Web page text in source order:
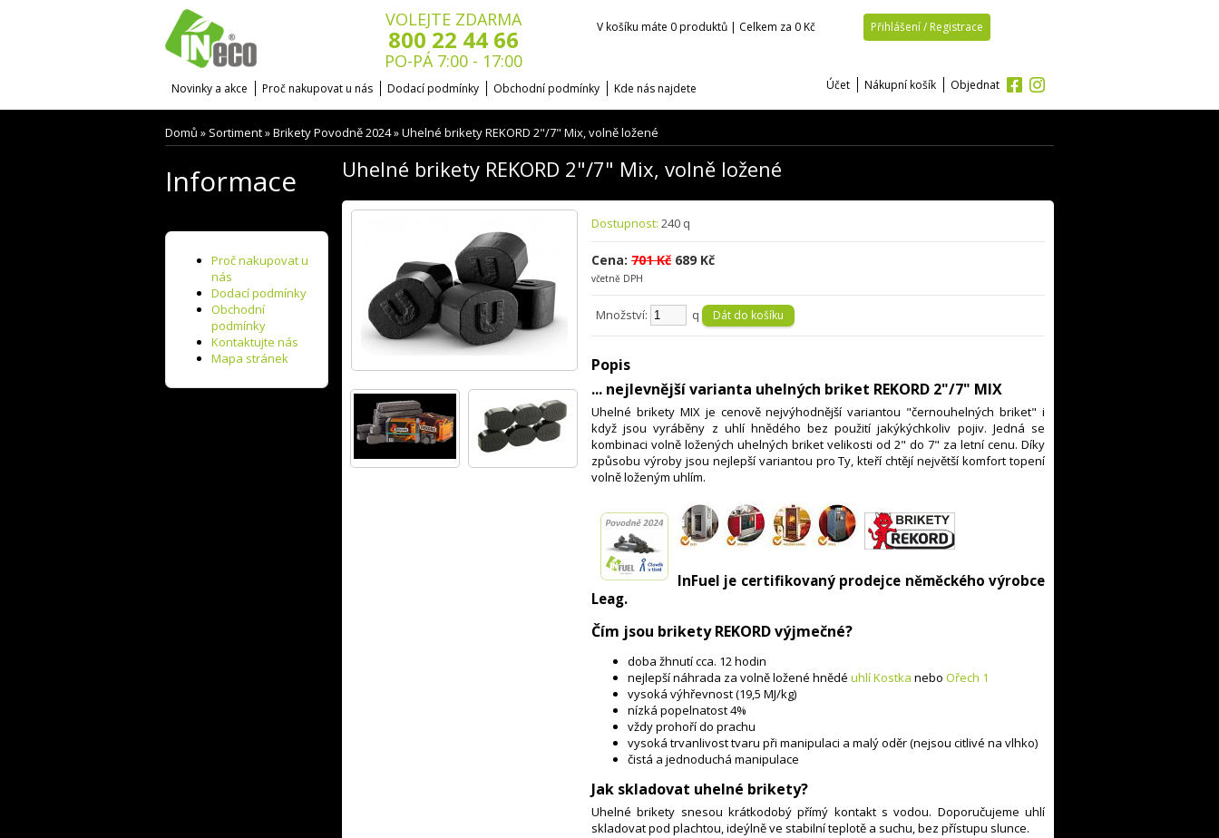
VOLEJTE ZDARMA
800 22 44 66
PO-PÁ 7:00 - 17:00
V košíku máte 0 produktů | Celkem za 0 Kč Přihlášení / Registrace
Novinky a akce Proč nakupovat u nás Dodací podmínky Obchodní podmínky Kde nás najdete Účet Nákupní košík Objednat
Domů » Sortiment»Brikety Povodně 2024»Uhelné brikety REKORD 2"/7" Mix, volně ložené
Informace
Proč nakupovat u
nás
Dodací podmínky
Obchodní
podmínky
Kontaktujte nás
Mapa stránek
Uhelné brikety REKORD 2"/7" Mix, volně ložené
Dostupnost: 240 q
Cena: 701 Kč 689 Kč
včetně DPH
Množství: q
Popis
... nejlevnější varianta uhelných briket REKORD 2"/7" MIX
Uhelné brikety MIX je cenově nejvýhodnější variantou "černouhelných briket" i
když jsou vyráběny z uhlí hnědého bez použití jakýkýchkoliv pojiv. Jedná se
kombinaci volně ložených uhelných briket velikosti od 2" do 7" za letní cenu. Díky
způsobu výroby jsou nejlepší variantou pro Ty, kteří chtějí největší komfort topení
volně loženým uhlím.
InFuel je certifikovaný prodejce něměckého výrobce
Leag.
Čím jsou brikety REKORD výjmečné?
doba žhnutí cca. 12 hodin
nejlepší náhrada za volně ložené hnědé uhlí Kostka nebo Ořech 1
vysoká výhřevnost (19,5 MJ/kg)
nízká popelnatost 4%
vždy prohoří do prachu
vysoká trvanlivost tvaru při manipulaci a malý oděr (nejsou citlivé na vlhko)
čistá a jednoduchá manipulace
Jak skladovat uhelné brikety?
Uhelné brikety snesou krátkodobý přímý kontakt s vodou. Doporučujeme uhlí
skladovat pod plachtou, ideýlně ve stabilní teplotě a suchu, bez přístupu slunce.